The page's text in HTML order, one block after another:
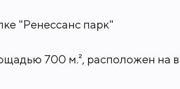
"Ренессанс парк"
700 м.², расположен на